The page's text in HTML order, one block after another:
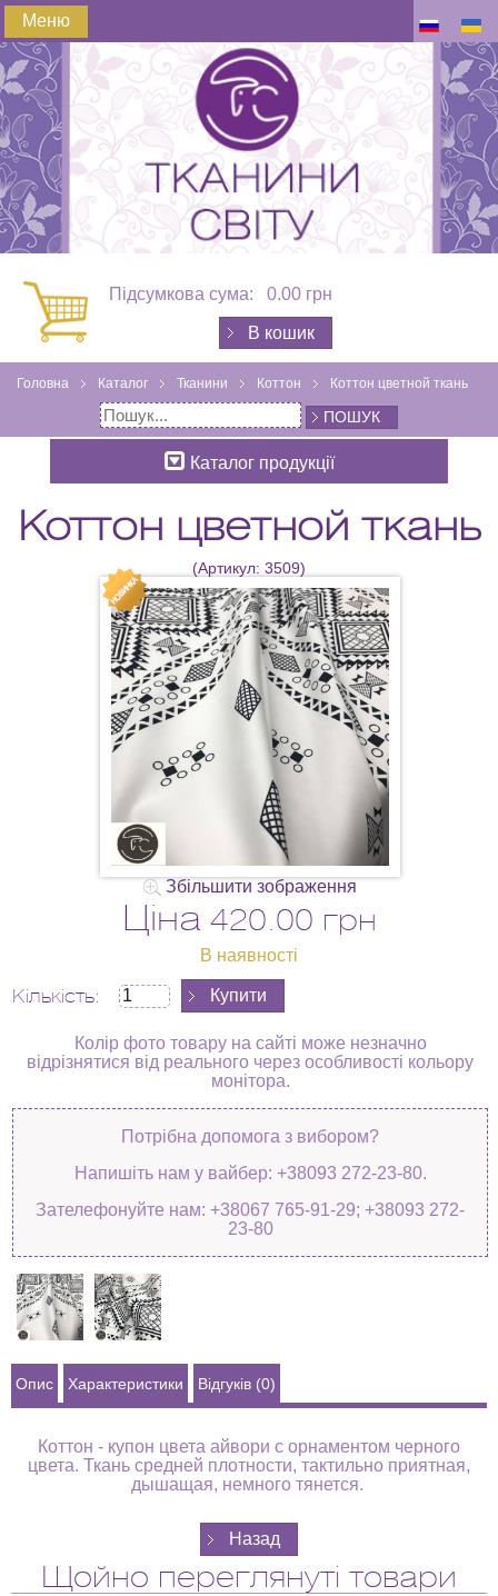
Меню
Підсумкова сума: 0.00 грн
В кошик
Головна Каталог Тканини Коттон Коттон цветной ткань
ПОШУК
Каталог продукції
Коттон цветной ткань
(Артикул: 3509)
Збільшити зображення
Ціна 420.00 грн
В наявності
Кількість:
Колір фото товару на сайті може незначно
відрізнятися від реального через особливості кольору
монітора.
Потрібна допомога з вибором?
Напишіть нам у вайбер: +38093 272-23-80.
Зателефонуйте нам: +38067 765-91-29; +38093 272-
23-80
Опис Характеристики Відгуків (0)
Коттон - купон цвета айвори с орнаментом черного
цвета. Ткань средней плотности, тактильно приятная,
дышащая, немного тянется.
Щойно переглянуті товари